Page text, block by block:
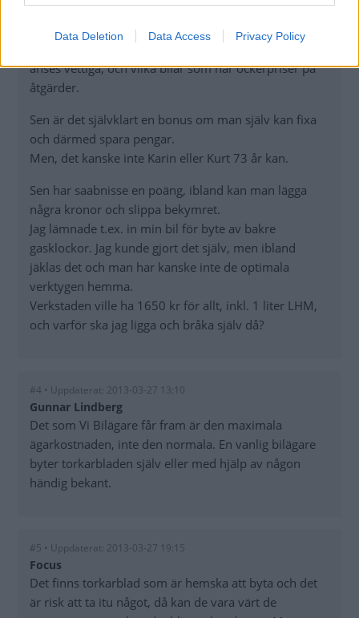
Data Deletion Data Access Privacy Policy
kostar, det är enda chansen att få en rättvis bild av
totalkostnaden.
anses vettiga, och vilka bilar som har ockerpriser på
åtgärder.
Sen är det självklart en bonus om man själv kan fixa
och därmed spara pengar.
Men, det kanske inte Karin eller Kurt 73 år kan.
Sen har saabnisse en poäng, ibland kan man lägga
några kronor och slippa bekymret.
Jag lämnade t.ex. in min bil för byte av bakre
gasklockor. Jag kunde gjort det själv, men ibland
jäklas det och man har kanske inte de optimala
verktygen hemma.
Verkstaden ville ha 1650 kr för allt, inkl. 1 liter LHM,
och varför ska jag ligga och bråka själv då?
#4 • Uppdaterat: 2013-03-27 13:10
Gunnar Lindberg
Det som Vi Bilägare får fram är den maximala
ägarkostnaden, inte den normala. En vanlig bilägare
byter torkarbladen själv eller med hjälp av någon
händig bekant.
#5 • Uppdaterat: 2013-03-27 19:15
Focus
Det finns torkarblad som är hemska att byta och det
är risk att ta itu något, då kan de vara värt de